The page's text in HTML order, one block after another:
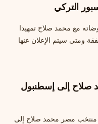
التركي
مع محمد صلاح تمهيدا
ومتى سيتم الإعلان عنها
صلاح إلى إسطنبول
منتخب مصر محمد صلاح إلى